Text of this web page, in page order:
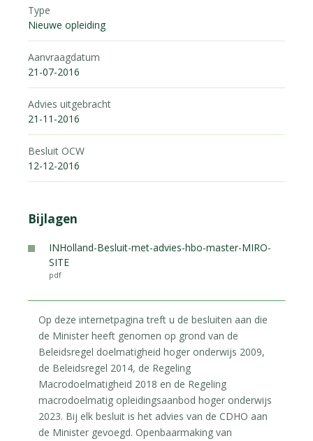
Type
Nieuwe opleiding
Aanvraagdatum
21-07-2016
Advies uitgebracht
21-11-2016
Besluit OCW
12-12-2016
Bijlagen
INHolland-Besluit-met-advies-hbo-master-MIRO-
SITE
pdf
Op deze internetpagina treft u de besluiten aan die
de Minister heeft genomen op grond van de
Beleidsregel doelmatigheid hoger onderwijs 2009,
de Beleidsregel 2014, de Regeling
Macrodoelmatigheid 2018 en de Regeling
macrodoelmatig opleidingsaanbod hoger onderwijs
2023. Bij elk besluit is het advies van de CDHO aan
de Minister gevoegd. Openbaarmaking van